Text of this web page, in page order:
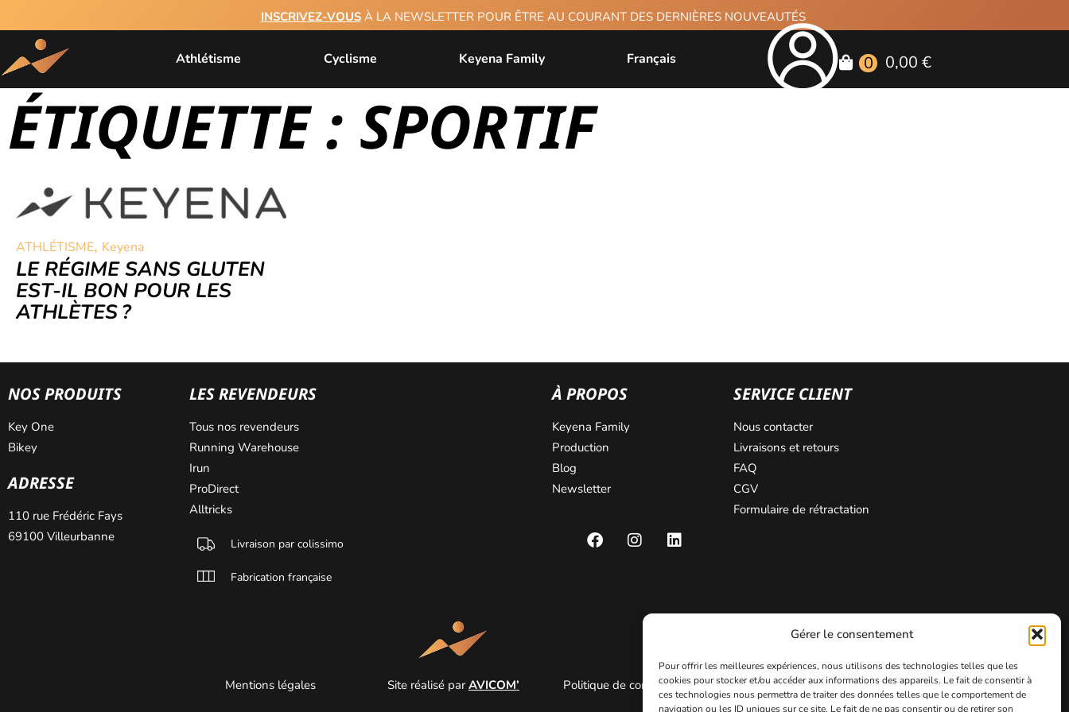
Gérer le consentement
Pour offrir les meilleures expériences, nous utilisons des technologies telles que les
cookies pour stocker et/ou accéder aux informations des appareils. Le fait de consentir à
ces technologies nous permettra de traiter des données telles que le comportement de
navigation ou les ID uniques sur ce site. Le fait de ne pas consentir ou de retirer son
INSCRIVEZ-VOUSÀ LA NEWSLETTER POUR ÊTRE AU COURANT DES DERNIÈRES NOUVEAUTÉS
Athlétisme Cyclisme Keyena Family Français 0 0,00 €
ÉTIQUETTE : SPORTIF
ATHLÉTISME, Keyena
LE RÉGIME SANS GLUTEN
EST-IL BON POUR LES
ATHLÈTES ?
NOS PRODUITS
Key One
Bikey
ADRESSE
110 rue Frédéric Fays
69100 Villeurbanne
LES REVENDEURS
Tous nos revendeurs
Running Warehouse
Irun
ProDirect
Alltricks
Livraison par colissimo
Fabrication française
À PROPOS
Keyena Family
Production
Blog
Newsletter
SERVICE CLIENT
Nous contacter
Livraisons et retours
FAQ
CGV
Formulaire de rétractation
Mentions légales Site réalisé par AVICOM’ Politique de confidentialité